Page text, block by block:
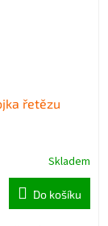
řetězu
Skladem
Do košíku